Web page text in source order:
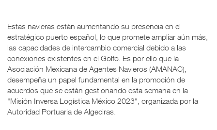
Estas navieras están aumentando su presencia en el
estratégico puerto español, lo que promete ampliar aún más,
las capacidades de intercambio comercial debido a las
conexiones existentes en el Golfo. Es por ello que la
Asociación Mexicana de Agentes Navieros (AMANAC),
desempeña un papel fundamental en la promoción de
acuerdos que se están gestionando esta semana en la
"Misión Inversa Logística México 2023", organizada por la
Autoridad Portuaria de Algeciras.